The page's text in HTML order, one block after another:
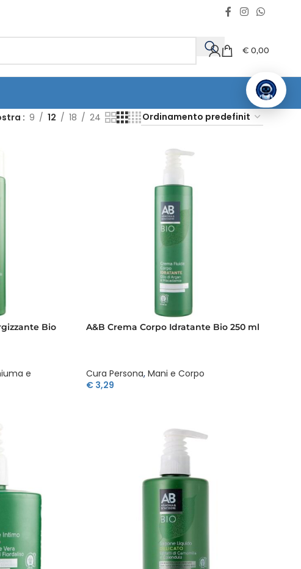
€ 0,00
9 12 18 24
Bio
e
A&B Crema Corpo Idratante Bio 250 ml
Cura Persona, Mani e Corpo
€ 3,29